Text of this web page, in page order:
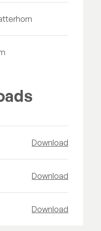
Download
Download
Download